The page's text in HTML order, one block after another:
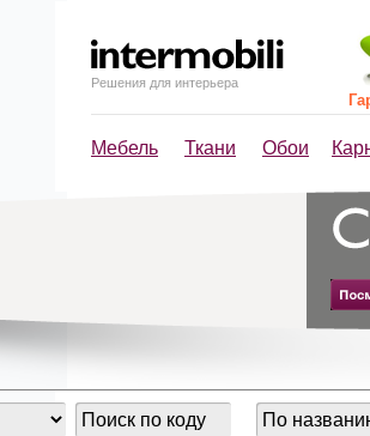
Решения для интерьера
Мебель Ткани Обои